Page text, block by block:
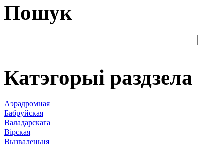
Пошук
Катэгорыі раздзела
Аэрадромная
Бабруйская
Валадарскага
Вірская
Вызваленьня